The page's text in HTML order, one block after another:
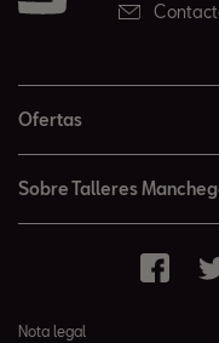
Ofertas
Sobre Talleres
Nota legal